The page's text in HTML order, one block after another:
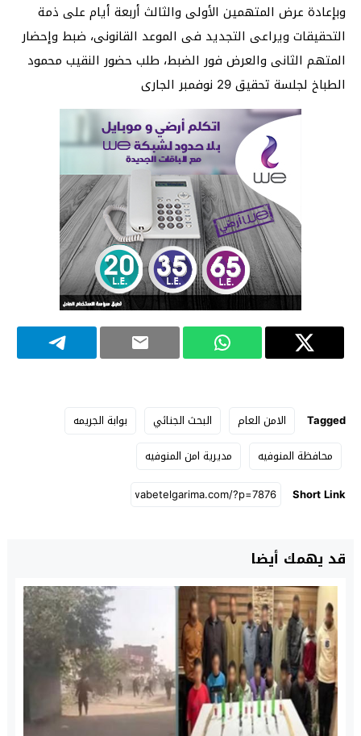
وبإعادة عرض المتهمين الأولى والثالث أربعة أيام على ذمة
التحقيقات ويراعى التجديد فى الموعد القانونى، ضبط وإحضار
المتهم الثانى والعرض فور الضبط، طلب حضور النقيب محمود
الطباخ لجلسة تحقيق 29 نوفمبر الجارى
Tagged الامن العام البحث الجنائي
بوابة الجريمه
محافظة المنوفيه
مديرية امن المنوفيه
Short Link
قد يهمك أيضا